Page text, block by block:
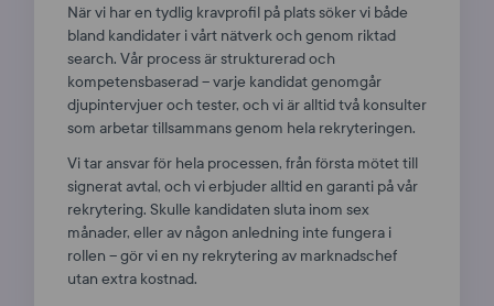
När vi har en tydlig kravprofil på plats söker vi både
bland kandidater i vårt nätverk och genom riktad
search. Vår process är strukturerad och
kompetensbaserad – varje kandidat genomgår
djupintervjuer och tester, och vi är alltid två konsulter
som arbetar tillsammans genom hela rekryteringen.
Vi tar ansvar för hela processen, från första mötet till
signerat avtal, och vi erbjuder alltid en garanti på vår
rekrytering. Skulle kandidaten sluta inom sex
månader, eller av någon anledning inte fungera i
rollen – gör vi en ny rekrytering av marknadschef
utan extra kostnad.